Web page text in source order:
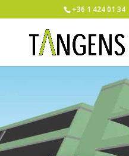
+36 1 424 01 34